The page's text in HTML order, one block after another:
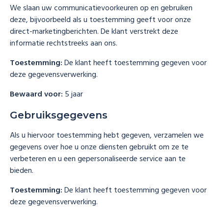
We slaan uw communicatievoorkeuren op en gebruiken
deze, bijvoorbeeld als u toestemming geeft voor onze
direct-marketingberichten. De klant verstrekt deze
informatie rechtstreeks aan ons.
Toestemming:De klant heeft toestemming gegeven voor
deze gegevensverwerking.
Bewaard voor: 5 jaar
Gebruiksgegevens
Als u hiervoor toestemming hebt gegeven, verzamelen we
gegevens over hoe u onze diensten gebruikt om ze te
verbeteren en u een gepersonaliseerde service aan te
bieden.
Toestemming:De klant heeft toestemming gegeven voor
deze gegevensverwerking.